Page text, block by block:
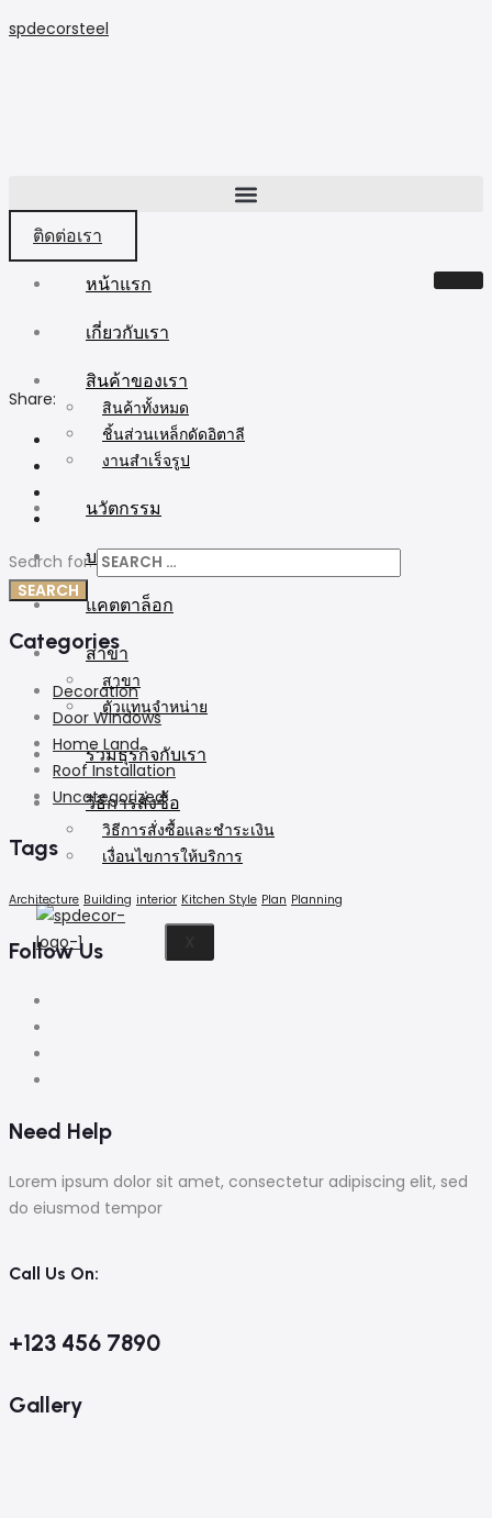
spdecorsteel
ติดต่อเรา
หน้าแรก
เกี่ยวกับเรา
สินค้าของเรา
สินค้าทั้งหมด
ชิ้นส่วนเหล็กดัดอิตาลี
งานสำเร็จรูป
นวัตกรรม
บทความ
แคตตาล็อก
สาขา
สาขา
ตัวแทนจำหน่าย
ร่วมธุรกิจกับเรา
วิธีการสั่งซื้อ
วิธีการสั่งซื้อและชำระเงิน
เงื่อนไขการให้บริการ
Share:
Search for:
Categories
Decoration
Door Windows
Home Land
Roof Installation
Uncategorized
Tags
Architecture Building interior Kitchen Style Plan Planning
Follow Us
Need Help
Lorem ipsum dolor sit amet, consectetur adipiscing elit, sed
do eiusmod tempor
Call Us On:
+123 456 7890
Gallery